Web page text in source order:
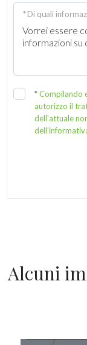
* Di quali
*Compilando
autorizzo il
dell'attuale
Alcuni